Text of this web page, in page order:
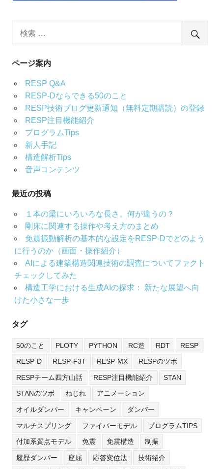
ページ案内
RESP Q&A
RESP-Dならできる50のこと
RESP技術ブログ更新通知（無料定期購読）の登録
RESP注目機能紹介
プログラムTips
新人手記
構造解析Tips
音声コンテンツ
最近の投稿
１本の梁にいろいろな長さ。何が違うの？
剛床に関連する操作や考え方のまとめ
免震振動解析の基本的な設定をRESP-Dでどのよう
に行うのか（画面・操作紹介）
AIによる建築構造関連技術の調査についてファクト
チェックしてみた
構造工学における生成AIの探求： 新たな展望へ向
けた小さな一歩
タグ
50のこと PLOTY PYTHON RC造 RDT RESP
RESP-D RESP-F3T RESP-MX RESPのツボ
RESPチーム四方山話 RESP注目機能紹介 STAN
STANのツボ ねじれ アニメーション
オイルダンパー キャンペーン ダンパー
マルチスプリング ファイバーモデル プログラムTIPS
付加系質点モデル 免震 免震構造 制振
履歴ダンパー 座屈 応答変位法 技術紹介